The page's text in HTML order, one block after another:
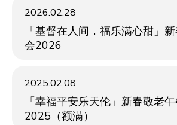
2026.02.28
「基督在人间．福乐满心甜」
会2026
2025.02.08
「幸福平安乐天伦」新春敬老
2025（额满）